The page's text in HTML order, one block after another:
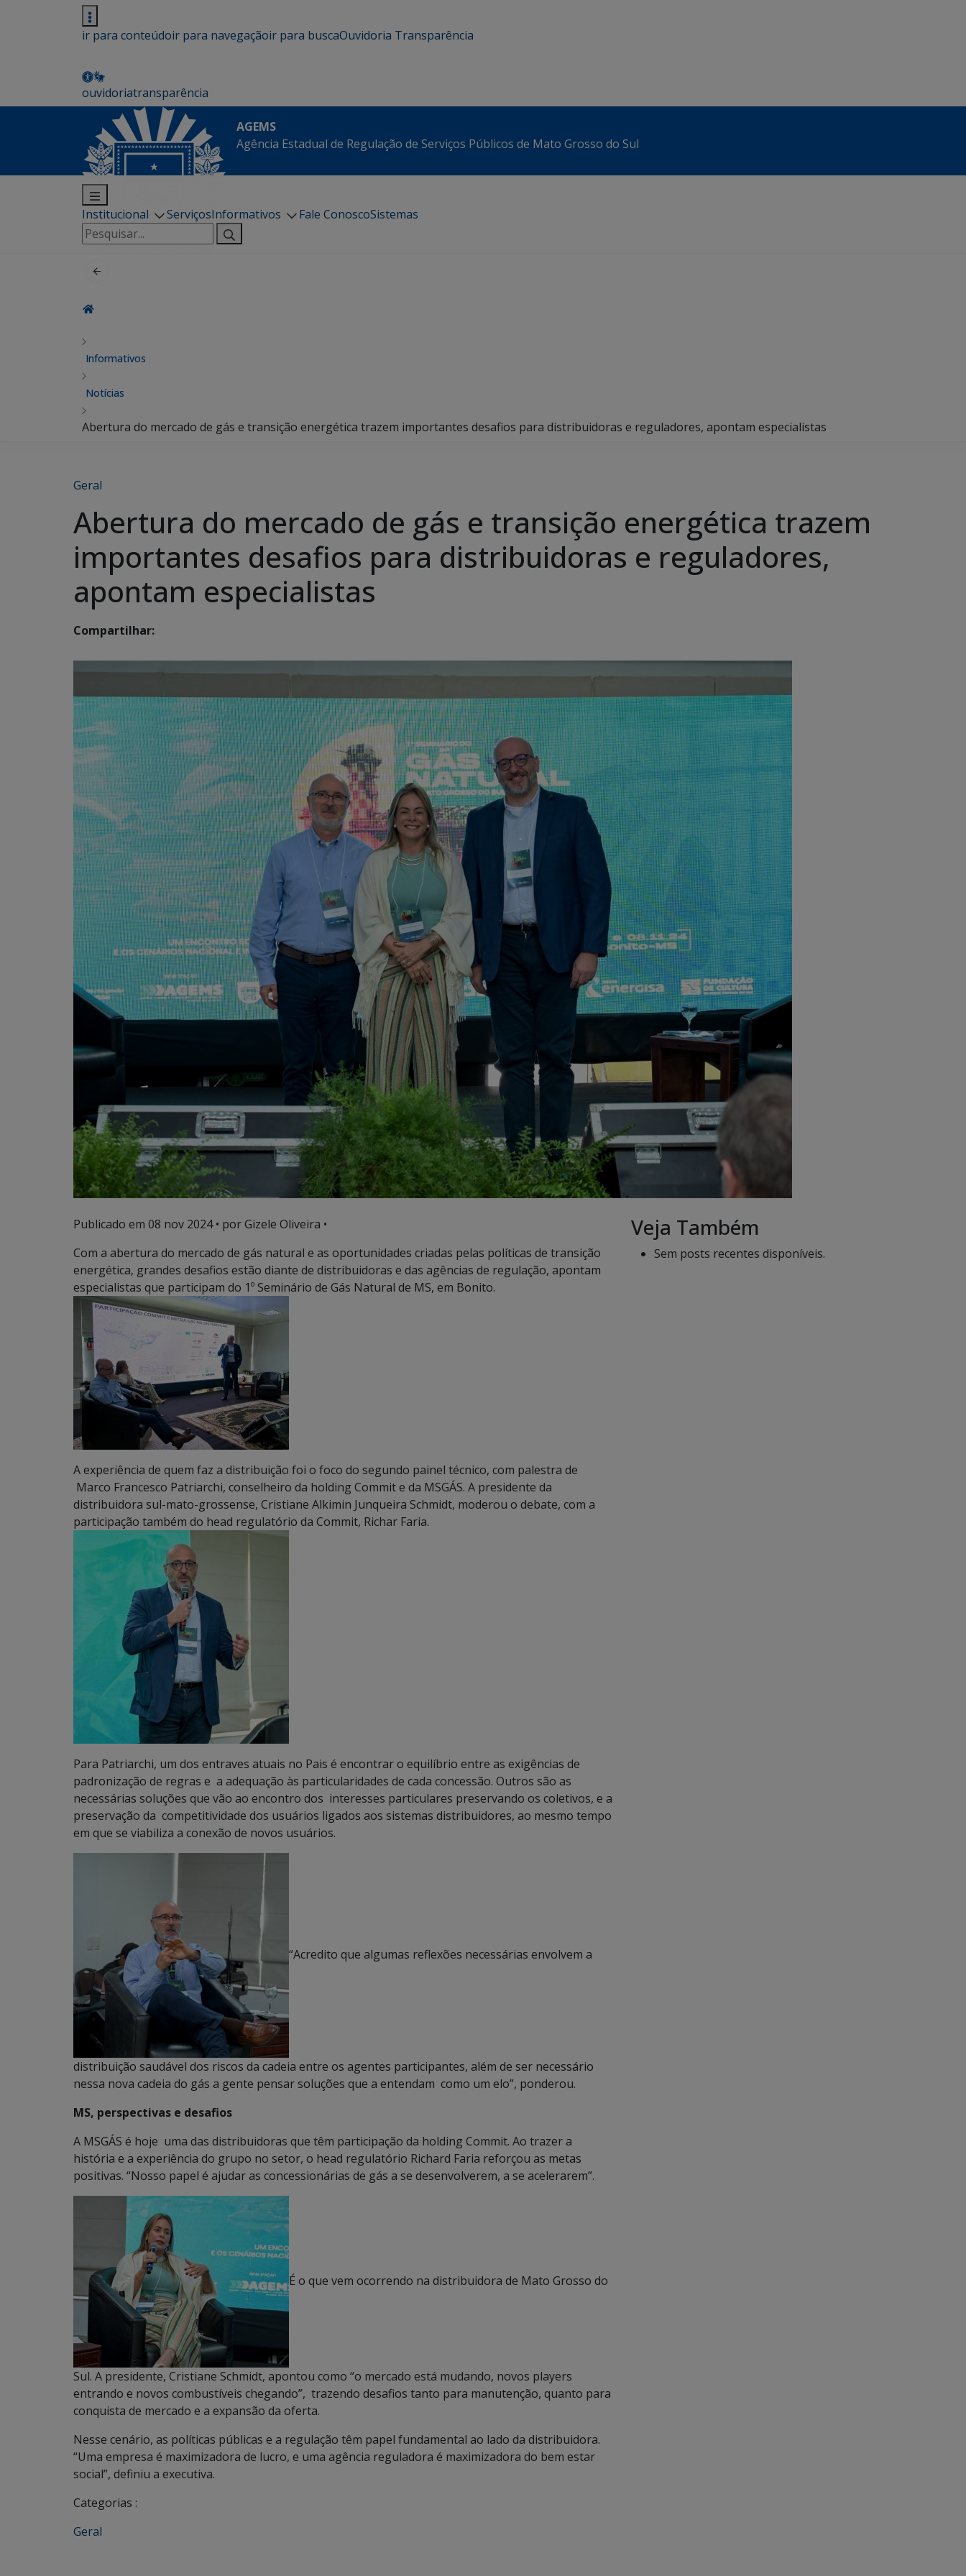
ir para conteúdoir para navegaçãoir para buscaOuvidoria Transparência
ouvidoriatransparência
AGEMS
Agência Estadual de Regulação de Serviços Públicos de Mato Grosso do Sul
Institucional ServiçosInformativos Fale ConoscoSistemas
Pesquisar
por:
Informativos
Notícias
Abertura do mercado de gás e transição energética trazem importantes desafios para distribuidoras e reguladores, apontam especialistas
Geral
Abertura do mercado de gás e transição energética trazem
importantes desafios para distribuidoras e reguladores,
apontam especialistas
Compartilhar:
Publicado em 08 nov 2024• por Gizele Oliveira •
Com a abertura do mercado de gás natural e as oportunidades criadas pelas políticas de transição
energética, grandes desafios estão diante de distribuidoras e das agências de regulação, apontam
especialistas que participam do 1º Seminário de Gás Natural de MS, em Bonito.
A experiência de quem faz a distribuição foi o foco do segundo painel técnico, com palestra de
Marco Francesco Patriarchi, conselheiro da holding Commit e da MSGÁS. A presidente da
distribuidora sul-mato-grossense, Cristiane Alkimin Junqueira Schmidt, moderou o debate, com a
participação também do head regulatório da Commit, Richar Faria.
Para Patriarchi, um dos entraves atuais no Pais é encontrar o equilíbrio entre as exigências de
padronização de regras e a adequação às particularidades de cada concessão. Outros são as
necessárias soluções que vão ao encontro dos interesses particulares preservando os coletivos, e a
preservação da competitividade dos usuários ligados aos sistemas distribuidores, ao mesmo tempo
em que se viabiliza a conexão de novos usuários.
“Acredito que algumas reflexões necessárias envolvem a
distribuição saudável dos riscos da cadeia entre os agentes participantes, além de ser necessário
nessa nova cadeia do gás a gente pensar soluções que a entendam como um elo”, ponderou.
MS, perspectivas e desafios
A MSGÁS é hoje uma das distribuidoras que têm participação da holding Commit. Ao trazer a
história e a experiência do grupo no setor, o head regulatório Richard Faria reforçou as metas
positivas. “Nosso papel é ajudar as concessionárias de gás a se desenvolverem, a se acelerarem”.
É o que vem ocorrendo na distribuidora de Mato Grosso do
Sul. A presidente, Cristiane Schmidt, apontou como “o mercado está mudando, novos players
entrando e novos combustíveis chegando”, trazendo desafios tanto para manutenção, quanto para
conquista de mercado e a expansão da oferta.
Nesse cenário, as políticas públicas e a regulação têm papel fundamental ao lado da distribuidora.
“Uma empresa é maximizadora de lucro, e uma agência reguladora é maximizadora do bem estar
social”, definiu a executiva.
Categorias :
Geral
Veja Também
Sem posts recentes disponíveis.